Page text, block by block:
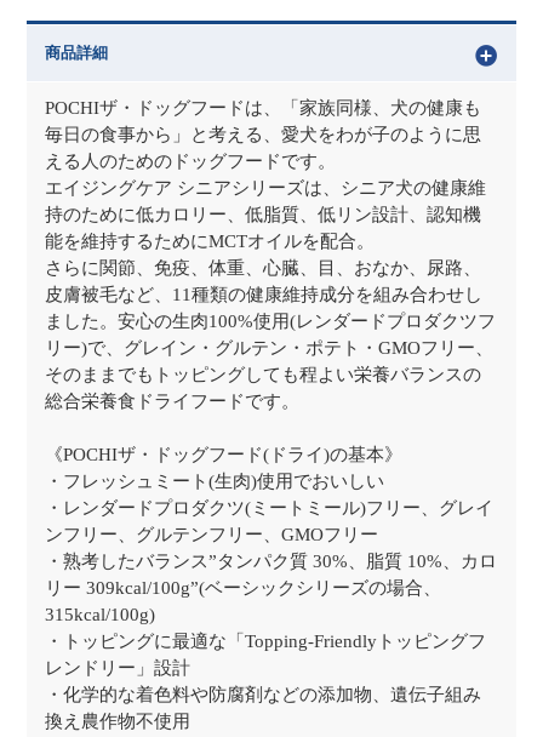
商品詳細
POCHIザ・ドッグフードは、「家族同様、犬の健康も
毎日の食事から」と考える、愛犬をわが子のように思
える人のためのドッグフードです。
エイジングケア シニアシリーズは、シニア犬の健康維
持のために低カロリー、低脂質、低リン設計、認知機
能を維持するためにMCTオイルを配合。
さらに関節、免疫、体重、心臓、目、おなか、尿路、
皮膚被毛など、11種類の健康維持成分を組み合わせし
ました。安心の生肉100%使用(レンダードプロダクツフ
リー)で、グレイン・グルテン・ポテト・GMOフリー、
そのままでもトッピングしても程よい栄養バランスの
総合栄養食ドライフードです。
《POCHIザ・ドッグフード(ドライ)の基本》
・フレッシュミート(生肉)使用でおいしい
・レンダードプロダクツ(ミートミール)フリー、グレイ
ンフリー、グルテンフリー、GMOフリー
・熟考したバランス”タンパク質 30%、脂質 10%、カロ
リー 309kcal/100g”(ベーシックシリーズの場合、
315kcal/100g)
・トッピングに最適な「Topping-Friendlyトッピングフ
レンドリー」設計
・化学的な着色料や防腐剤などの添加物、遺伝子組み
換え農作物不使用